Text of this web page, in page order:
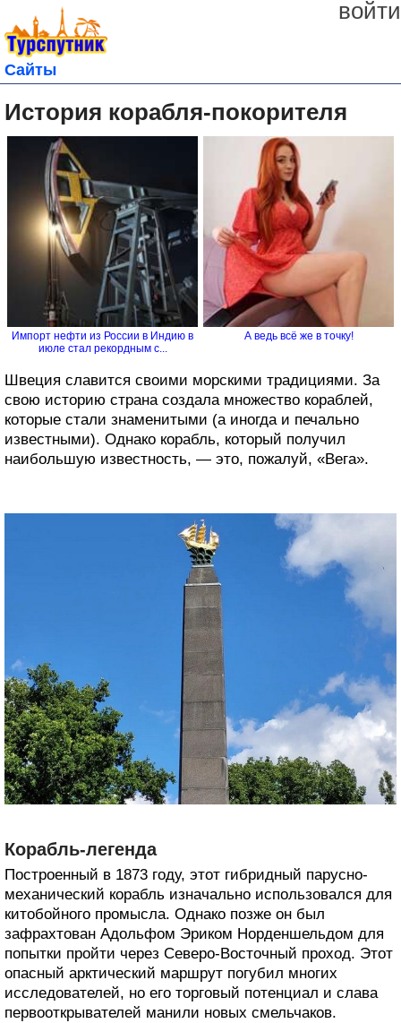
войти
Сайты
История корабля-покорителя
Импорт нефти из России в Индию в
июле стал рекордным с...
А ведь всё же в точку!
Швеция славится своими морскими традициями. За
свою историю страна создала множество кораблей,
которые стали знаменитыми (а иногда и печально
известными). Однако корабль, который получил
наибольшую известность, — это, пожалуй, «Вега».
Корабль-легенда
Построенный в 1873 году, этот гибридный парусно-
механический корабль изначально использовался для
китобойного промысла. Однако позже он был
зафрахтован Адольфом Эриком Норденшельдом для
попытки пройти через Северо-Восточный проход. Этот
опасный арктический маршрут погубил многих
исследователей, но его торговый потенциал и слава
первооткрывателей манили новых смельчаков.